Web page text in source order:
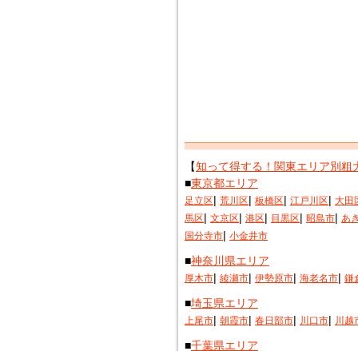
【知って得する！関東エリア別粗
■東京都エリア
足立区| 荒川区| 板橋区| 江戸川区| 大田
馬区| 文京区| 港区| 目黒区| 昭島市| あ
国分寺市| 小金井市
■神奈川県エリア
厚木市| 綾瀬市| 伊勢原市| 海老名市| 鎌
■埼玉県エリア
上尾市| 朝霞市| 春日部市| 川口市| 川越
■千葉県エリア